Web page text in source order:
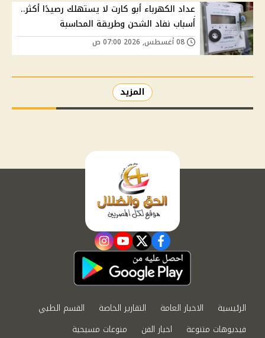
عداد الكهرباء أبو كارت لا يستهلك رصيدًا أكثر..
أسباب نفاد الشحن وطريقة المحاسبة
المزيد
facebook
twitter
youtube
instagram
الرئيسية الاخبار العامة التقارير الخاصة
القسم الطبي
فيديوهات متنوعة
اخبار الفن منوعات مسيحية